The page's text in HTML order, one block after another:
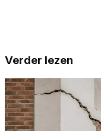
Verder lezen